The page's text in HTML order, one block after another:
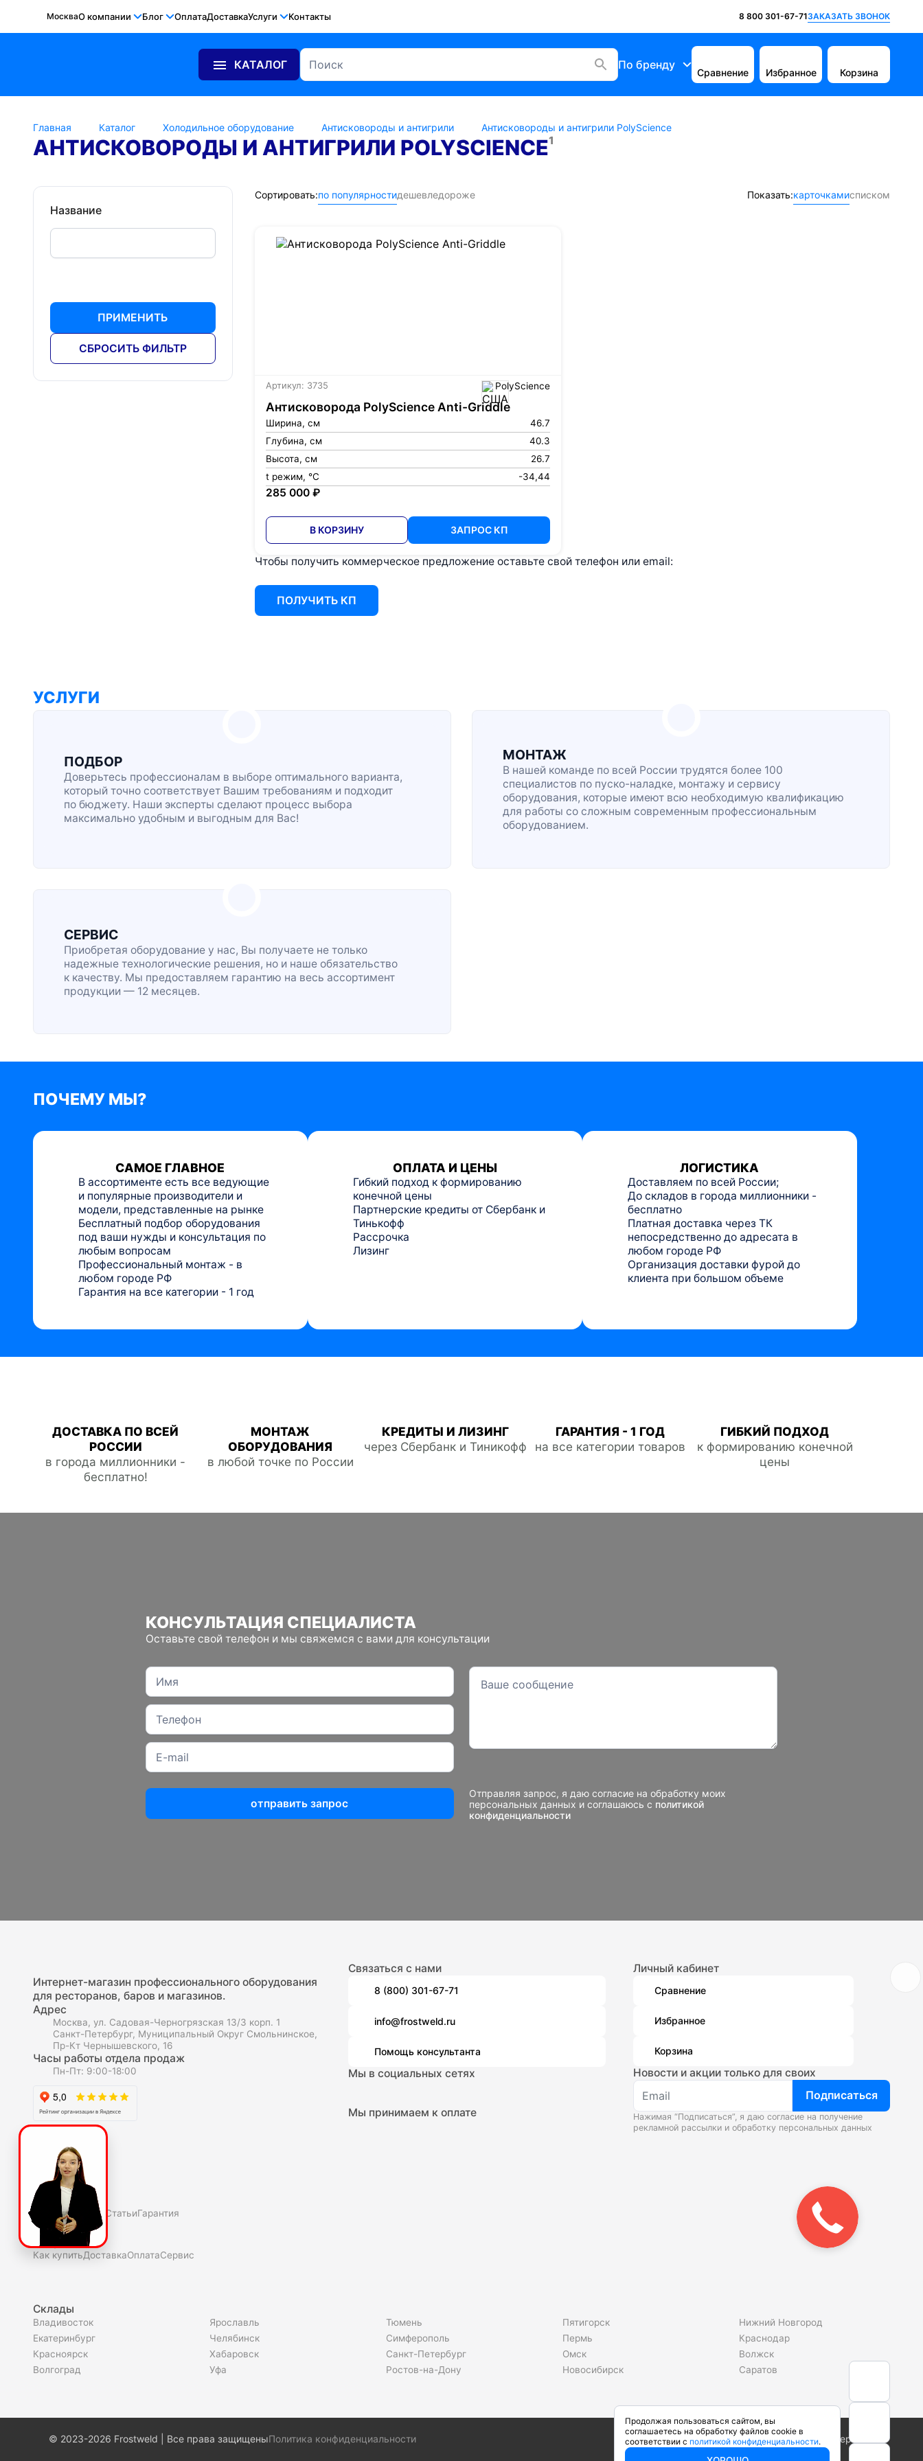
МоскваО компании Блог ОплатаДоставкаУслуги Контакты 8 800 301-67-71ЗАКАЗАТЬ ЗВОНОК
КАТАЛОГ По бренду
Сравнение Избранное Корзина
Главная Каталог Холодильное оборудование Антисковороды и антигрили Антисковороды и антигрили PolyScience
АНТИСКОВОРОДЫ И АНТИГРИЛИ POLYSCIENCE1
Сортировать:по популярностидешевледороже Показать:карточкамисписком
Название
ПРИМЕНИТЬ
СБРОСИТЬ ФИЛЬТР
Артикул: 3735 PolyScience
Антисковорода PolyScience Anti-Griddle
Ширина, см
46.7
Глубина, см
40.3
Высота, см
26.7
t режим, °С
-34,44
285 000 ₽
В КОРЗИНУ ЗАПРОС КП
Чтобы получить коммерческое предложение оставьте свой телефон или email:
ПОЛУЧИТЬ КП
УСЛУГИ
ПОДБОР
Доверьтесь профессионалам в выборе оптимального варианта,
который точно соответствует Вашим требованиям и подходит
по бюджету. Наши эксперты сделают процесс выбора
максимально удобным и выгодным для Вас!
МОНТАЖ
В нашей команде по всей России трудятся более 100
специалистов по пуско-наладке, монтажу и сервису
оборудования, которые имеют всю необходимую квалификацию
для работы со сложным современным профессиональным
оборудованием.
СЕРВИС
Приобретая оборудование у нас, Вы получаете не только
надежные технологические решения, но и наше обязательство
к качеству. Мы предоставляем гарантию на весь ассортимент
продукции — 12 месяцев.
ПОЧЕМУ МЫ?
САМОЕ ГЛАВНОЕ
В ассортименте есть все ведующие
и популярные производители и
модели, представленные на рынке
Бесплатный подбор оборудования
под ваши нужды и консультация по
любым вопросам
Профессиональный монтаж - в
любом городе РФ
Гарантия на все категории - 1 год
ОПЛАТА И ЦЕНЫ
Гибкий подход к формированию
конечной цены
Партнерские кредиты от Сбербанк и
Тинькофф
Рассрочка
Лизинг
ЛОГИСТИКА
Доставляем по всей России;
До складов в города миллионники -
бесплатно
Платная доставка через ТК
непосредственно до адресата в
любом городе РФ
Организация доставки фурой до
клиента при большом объеме
ДОСТАВКА ПО ВСЕЙ
РОССИИ
в города миллионники -
бесплатно!
МОНТАЖ
ОБОРУДОВАНИЯ
в любой точке по России
КРЕДИТЫ И ЛИЗИНГ
через Сбербанк и Тиникофф
ГАРАНТИЯ - 1 ГОД
на все категории товаров
ГИБКИЙ ПОДХОД
к формированию конечной
цены
КОНСУЛЬТАЦИЯ СПЕЦИАЛИСТА
Оставьте свой телефон и мы свяжемся с вами для консультации
отправить запрос
Отправляя запрос, я даю согласие на обработку моих
персональных данных и соглашаюсь с политикой
конфиденциальности
Интернет-магазин профессионального оборудования
для ресторанов, баров и магазинов.
Адрес
Москва, ул. Садовая-Черногрязская 13/3 корп. 1
Санкт-Петербург, Муниципальный Округ Смольнинское,
Пр-Кт Чернышевского, 16
Часы работы отдела продаж
Пн-Пт: 9:00-18:00
О компаниии
О нас
Полезное
Скидки и акции СтатьиГарантия
Покупателю
Как купитьДоставкаОплатаСервис
Связаться с нами
8 (800) 301-67-71
info@frostweld.ru
Помощь консультанта
Мы в социальных сетях
Мы принимаем к оплате
Личный кабинет
Сравнение
Избранное
Корзина
Новости и акции только для своих
Подписаться
Нажимая “Подписаться”, я даю согласие на получение
рекламной рассылки и обработку персональных данных
Склады
Владивосток
Екатеринбург
Красноярск
Волгоград
Ярославль
Челябинск
Хабаровск
Уфа
Тюмень
Симферополь
Санкт-Петербург
Ростов-на-Дону
Пятигорск
Пермь
Омск
Новосибирск
Нижний Новгород
Краснодар
Волжск
Саратов
© 2023-2026 Frostweld | Все права защищеныПолитика конфиденциальности Сделано в студии
Продолжая пользоваться сайтом, вы
соглашаетесь на обработку файлов cookie в
соответствии с политикой конфиденциальности.